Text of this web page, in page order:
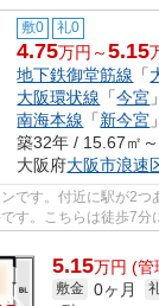
敷0 礼0
4.75万円～5.15
地下鉄御堂筋線 「
大阪環状線 「今宮
南海本線 「新今宮
築32年 / 15.67㎡
大阪府大阪市浪速
です。付近に駅が2つ
す。こちらは徒歩7分
5.15万円 (管
敷金 0ヶ月